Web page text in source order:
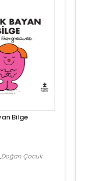
Bilge
Doğan Çocuk